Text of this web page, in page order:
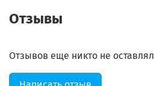
Отзывы
Отзывов еще никто не оставлял